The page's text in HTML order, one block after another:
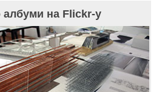
на Flickr-у